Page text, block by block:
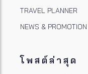
TRAVEL PLANNER
NEWS & PROMOTION
โพสต์ล่าสุด